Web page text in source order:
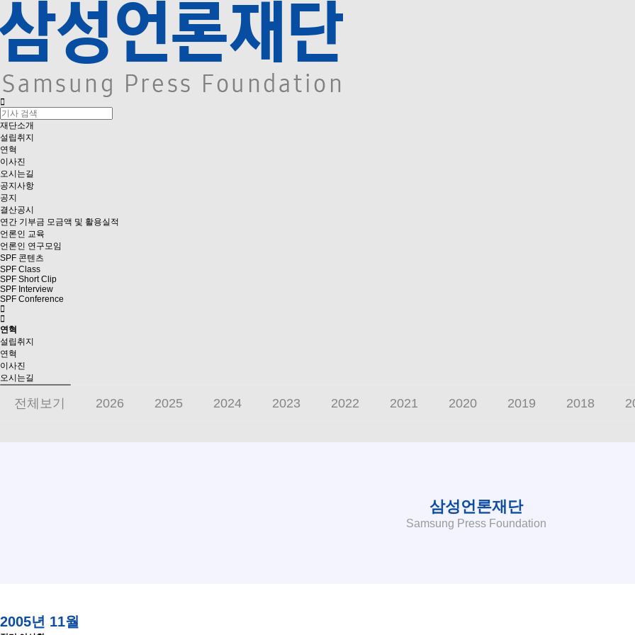
재단소개
설립취지
연혁
이사진
오시는길
공지사항
공지
결산공시
연간 기부금 모금액 및 활용실적
언론인 교육
언론인 연구모임
SPF 콘텐츠
SPF Class
SPF Short Clip
SPF Interview
SPF Conference
연혁
설립취지
연혁
이사진
오시는길
전체보기 2026 2025 2024 2023 2022 2021 2020 2019 2018
삼성언론재단
Samsung Press Foundation
2005년 11월